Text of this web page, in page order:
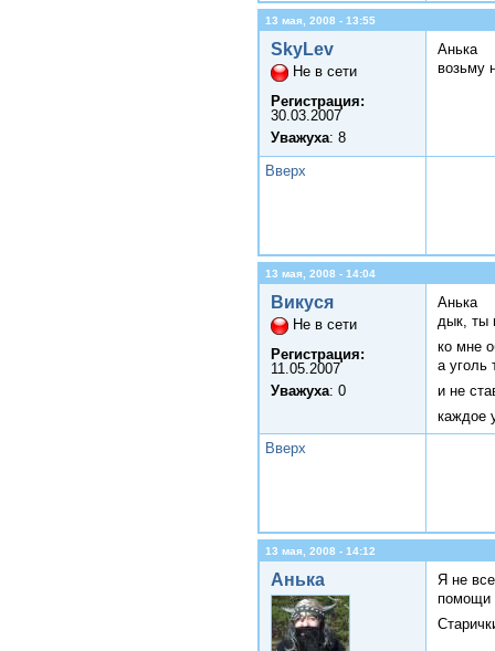
13 мая, 2008 - 13:55
SkyLev
Не в сети
Регистрация:
30.03.2007
Уважуха: 8
Анька
возьму
Вверх
13 мая, 2008 - 14:04
Викуся
Не в сети
Регистрация:
11.05.2007
Уважуха: 0
Анька
дык, ты
ко мне
а уголь
и не
каждое
Вверх
13 мая, 2008 - 14:12
Анька
Я не
помощи